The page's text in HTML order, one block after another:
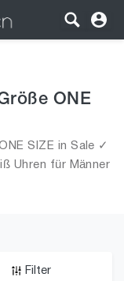
ONE
SIZE in Sale ✓
Uhren für Männer
Filter